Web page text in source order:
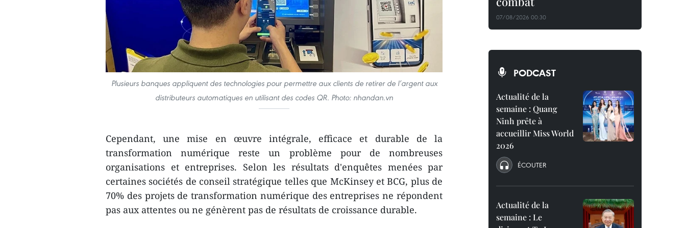
Plusieurs banques appliquent des technologies pour permettre aux clients de retirer de l’argent aux
distributeurs automatiques en utilisant des codes QR. Photo: nhandan.vn
Cependant, une mise en œuvre intégrale, efficace et durable de la
transformation numérique reste un problème pour de nombreuses
organisations et entreprises. Selon les résultats d'enquêtes menées par
certaines sociétés de conseil stratégique telles que McKinsey et BCG, plus de
70% des projets de transformation numérique des entreprises ne répondent
pas aux attentes ou ne génèrent pas de résultats de croissance durable.
07/08/2026 00:30
PODCAST
Actualité de la
semaine : Quang
Ninh prête à
accueillir Miss World
2026
ÉCOUTER
Actualité de la
semaine : Le